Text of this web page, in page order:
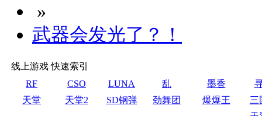
»
武器会发光了？！
线上游戏 快速索引
RF
CSO LUNA 乱 墨香
天堂
天堂2 SD钢弹 劲舞团 爆爆王
三